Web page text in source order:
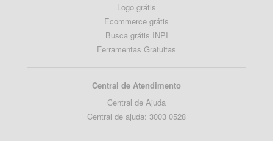
Logo grátis
Ecommerce grátis
Busca grátis INPI
Ferramentas Gratuitas
Central de Atendimento
Central de Ajuda
Central de ajuda: 3003 0528